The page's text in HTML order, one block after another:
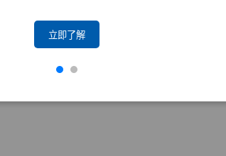
立即了解